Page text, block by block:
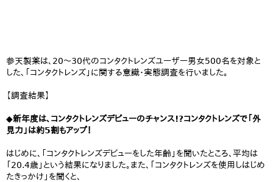
参天製薬は、20～30代のコンタクトレンズユーザー男女500名を対象と
した、「コンタクトレンズ」に関する意識・実態調査を行いました。
【調査結果】
◆新年度は、コンタクトレンズデビューのチャンス!?コンタクトレンズで「外
見力」は約5割もアップ！
はじめに、「コンタクトレンズデビューをした年齢」を聞いたところ、平均は
「20.4歳」という結果になりました。また、「コンタクトレンズを使用しはじめ
たきっかけ」を聞くと、